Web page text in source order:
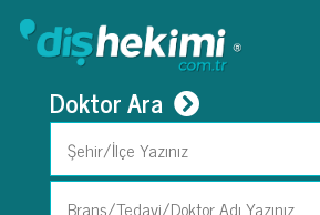
Doktor Ara